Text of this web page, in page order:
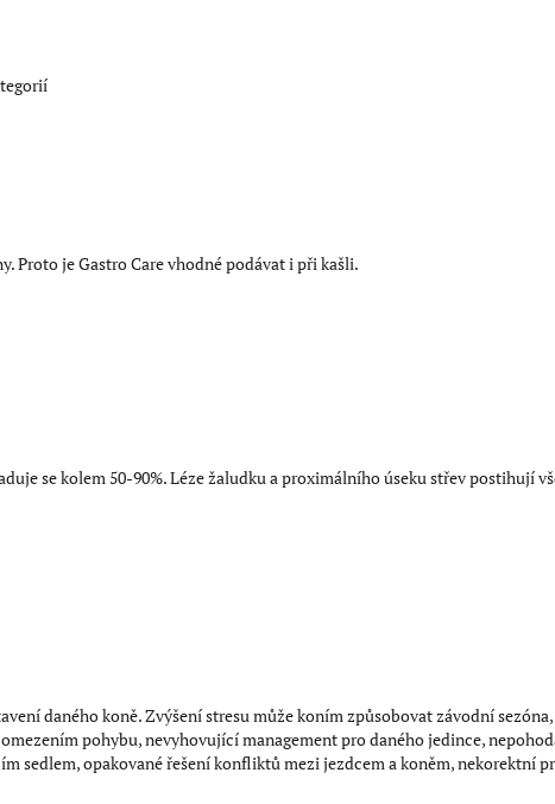
Proto je Gastro Care vhodné podávat i při kašli.
se kolem 50-90%. Léze žaludku a proximálního úseku střev postihují
daného koně. Zvýšení stresu může koním způsobovat závodní
pohybu, nevyhovující management pro daného jedince,
sedlem, opakované řešení konfliktů mezi jezdcem a koněm, nekorektní